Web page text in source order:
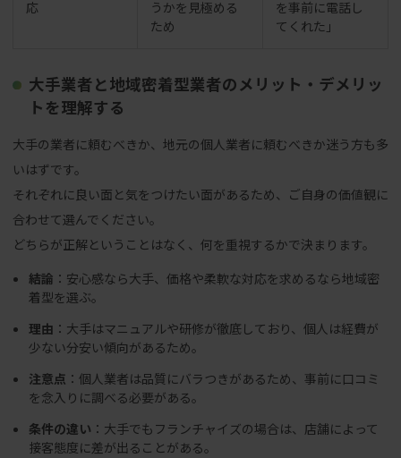
応
うかを見極める
ため
を事前に電話し
てくれた」
大手業者と地域密着型業者のメリット・デメリッ
トを理解する
大手の業者に頼むべきか、地元の個人業者に頼むべきか迷う方も多
いはずです。
それぞれに良い面と気をつけたい面があるため、ご自身の価値観に
合わせて選んでください。
どちらが正解ということはなく、何を重視するかで決まります。
結論 ：安心感なら大手、価格や柔軟な対応を求めるなら地域密
着型を選ぶ。
理由 ：大手はマニュアルや研修が徹底しており、個人は経費が
少ない分安い傾向があるため。
注意点 ：個人業者は品質にバラつきがあるため、事前に口コミ
を念入りに調べる必要がある。
条件の違い ：大手でもフランチャイズの場合は、店舗によって
接客態度に差が出ることがある。